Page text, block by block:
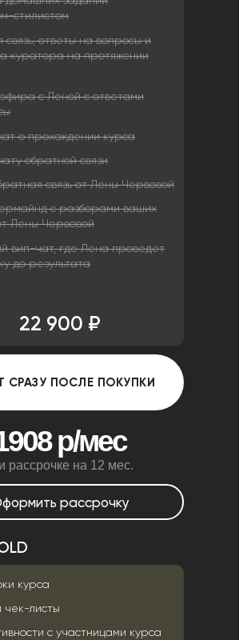
стилистом
ответы на вопросы и
куратора на протяжении
с Леной с ответами
о прохождении курса
обратной связи
связь от Лены Червовой
с разборами ваших
Лены Червовой
вип-чат, где Лена проведет
до результата
курса
чек-листы
с участницами курса
СРАЗУ ПОСЛЕ ПОКУПКИ
22 900 ₽
рассрочку
р/мес
рассрочке на 12 мес.